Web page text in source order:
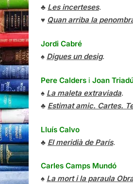
♣ Les incerteses.
♥ Quan arriba la
Jordi Cabré
♠ Digues un desig.
Pere Calders i Joan
♠ La maleta extraviada.
♣ Estimat amic. Cartes.
Lluís Calvo
♣ El meridià de París.
Carles Camps Mundó
♠ La mort i la paraula